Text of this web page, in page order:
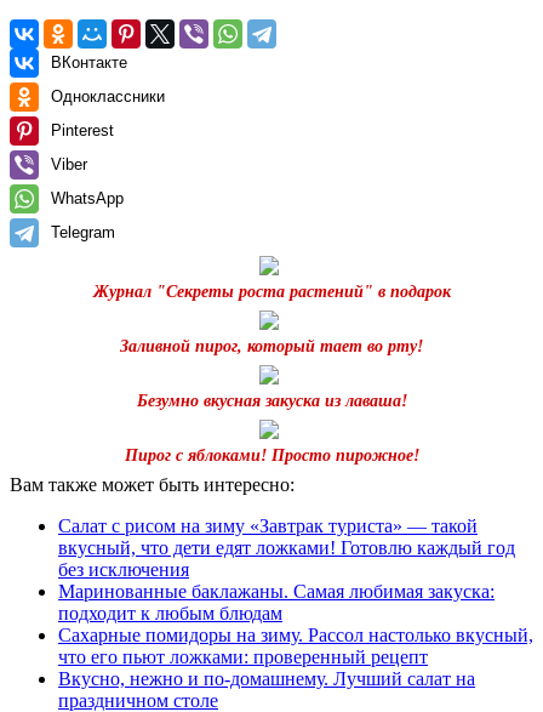
ВКонтакте
Одноклассники
Pinterest
Viber
WhatsApp
Telegram
Журнал "Секреты роста растений" в подарок
Заливной пирог, который тает во рту!
Безумно вкусная закуска из лаваша!
Пирог с яблоками! Просто пирожное!
Вам также может быть интересно:
Салат с рисом на зиму «Завтрак туриста» — такой
вкусный, что дети едят ложками! Готовлю каждый год
без исключения
Маринованные баклажаны. Самая любимая закуска:
подходит к любым блюдам
Сахарные помидоры на зиму. Рассол настолько вкусный,
что его пьют ложками: проверенный рецепт
Вкусно, нежно и по-домашнему. Лучший салат на
праздничном столе